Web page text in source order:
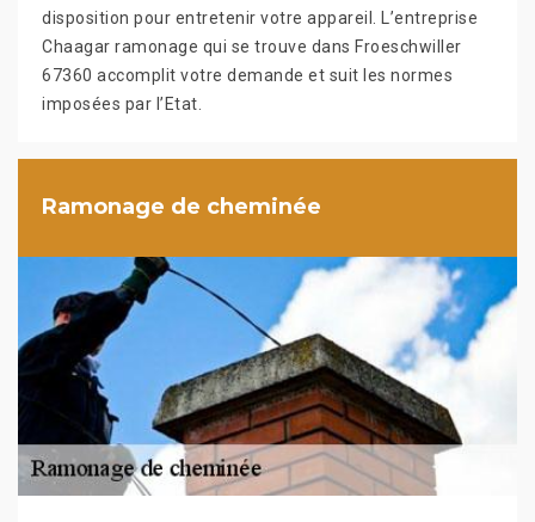
disposition pour entretenir votre appareil. L’entreprise
Chaagar ramonage qui se trouve dans Froeschwiller
67360 accomplit votre demande et suit les normes
imposées par l’Etat.
Ramonage de cheminée